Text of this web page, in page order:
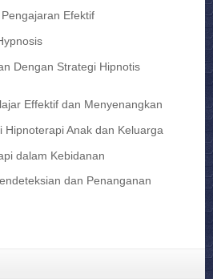
Efektif
Dengan Strategi Hipnotis
Effektif dan Menyenangkan
Hipnoterapi Anak dan Keluarga
dalam Kebidanan
dan Penanganan